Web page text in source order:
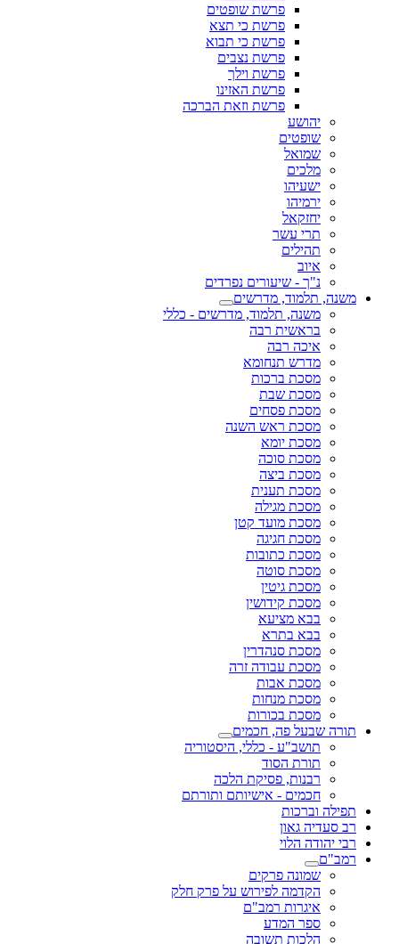
פרשת שופטים
פרשת כי תצא
פרשת כי תבוא
פרשת נצבים
פרשת וילך
פרשת האזינו
פרשת וזאת הברכה
יהושע
שופטים
שמואל
מלכים
ישעיהו
ירמיהו
יחזקאל
תרי עשר
תהילים
איוב
נ"ך - שיעורים נפרדים
משנה, תלמוד, מדרשים
משנה, תלמוד, מדרשים - כללי
בראשית רבה
איכה רבה
מדרש תנחומא
מסכת ברכות
מסכת שבת
מסכת פסחים
מסכת ראש השנה
מסכת יומא
מסכת סוכה
מסכת ביצה
מסכת תענית
מסכת מגילה
מסכת מועד קטן
מסכת חגיגה
מסכת כתובות
מסכת סוטה
מסכת גיטין
מסכת קידושין
בבא מציעא
בבא בתרא
מסכת סנהדרין
מסכת עבודה זרה
מסכת אבות
מסכת מנחות
מסכת בכורות
תורה שבעל פה, חכמים
תושב"ע - כללי, היסטוריה
תורת הסוד
רבנות, פסיקת הלכה
חכמים - אישיותם ותורתם
תפילה וברכות
רב סעדיה גאון
רבי יהודה הלוי
רמב"ם
שמונה פרקים
הקדמה לפירוש על פרק חלק
איגרות רמב"ם
ספר המדע
הלכות תשובה